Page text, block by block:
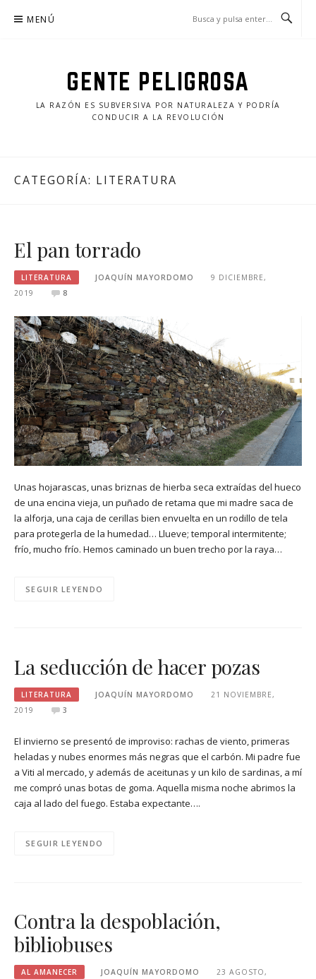
MENÚ
GENTE PELIGROSA
LA RAZÓN ES SUBVERSIVA POR NATURALEZA Y PODRÍA
CONDUCIR A LA REVOLUCIÓN
CATEGORÍA: LITERATURA
El pan torrado
LITERATURA JOAQUÍN MAYORDOMO
9 DICIEMBRE,
2019
8
Unas hojarascas, unas briznas de hierba seca extraídas del hueco
de una encina vieja, un puñado de retama que mi madre saca de
la alforja, una caja de cerillas bien envuelta en un rodillo de tela
para protegerla de la humedad… Llueve; temporal intermitente;
frío, mucho frío. Hemos caminado un buen trecho por la raya…
SEGUIR LEYENDO
La seducción de hacer pozas
LITERATURA JOAQUÍN MAYORDOMO
21 NOVIEMBRE,
2019
3
El invierno se presentó de improviso: rachas de viento, primeras
heladas y nubes enormes más negras que el carbón. Mi padre fue
a Viti al mercado, y además de aceitunas y un kilo de sardinas, a mí
me compró unas botas de goma. Aquella misma noche abrimos la
caja al lado del fuego. Estaba expectante….
SEGUIR LEYENDO
Contra la despoblación,
bibliobuses
AL AMANECER JOAQUÍN MAYORDOMO
23 AGOSTO,